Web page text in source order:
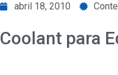
abril 18, 2010
Coolant para